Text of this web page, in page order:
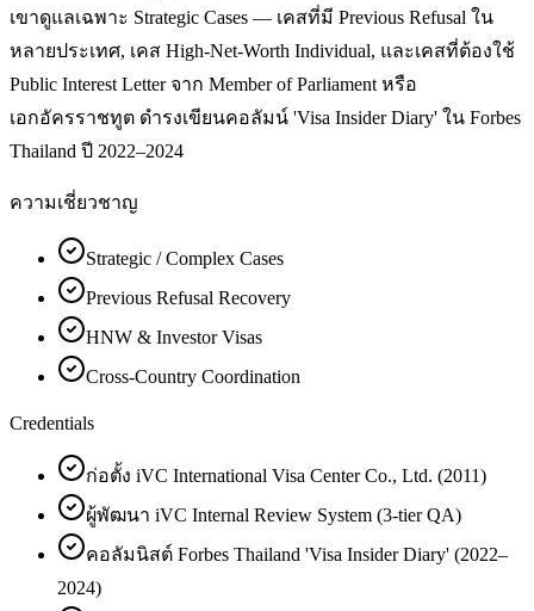
เขาดูแลเฉพาะ Strategic Cases — เคสที่มี Previous Refusal ใน
หลายประเทศ, เคส High-Net-Worth Individual, และเคสที่ต้องใช้
Public Interest Letter จาก Member of Parliament หรือ
เอกอัครราชทูต ดำรงเขียนคอลัมน์ 'Visa Insider Diary' ใน Forbes
Thailand ปี 2022–2024
ความเชี่ยวชาญ
Strategic / Complex Cases
Previous Refusal Recovery
HNW & Investor Visas
Cross-Country Coordination
Credentials
ก่อตั้ง iVC International Visa Center Co., Ltd. (2011)
ผู้พัฒนา iVC Internal Review System (3-tier QA)
คอลัมนิสต์ Forbes Thailand 'Visa Insider Diary' (2022–
2024)